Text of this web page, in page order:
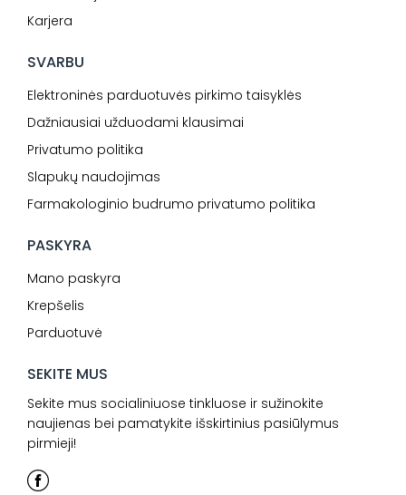
Karjera
SVARBU
Elektroninės parduotuvės pirkimo taisyklės
Dažniausiai užduodami klausimai
Privatumo politika
Slapukų naudojimas
Farmakologinio budrumo privatumo politika
PASKYRA
Mano paskyra
Krepšelis
Parduotuvė
SEKITE MUS
Sekite mus socialiniuose tinkluose ir sužinokite
naujienas bei pamatykite išskirtinius pasiūlymus
pirmieji!